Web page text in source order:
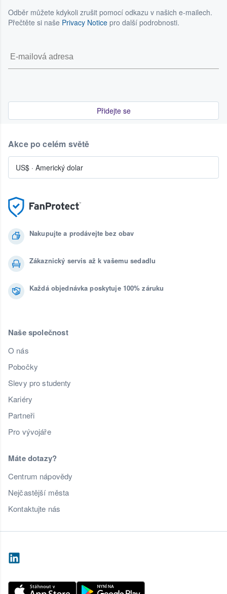
Odběr můžete kdykoli zrušit pomocí odkazu v našich e-mailech.
Přečtěte si naše Privacy Notice pro další podrobnosti.
Přidejte se
Nakupujte a prodávejte bez obav
Zákaznický servis až k vašemu sedadlu
Každá objednávka poskytuje 100% záruku
Naše společnost
O nás
Pobočky
Slevy pro studenty
Kariéry
Partneři
Pro vývojáře
Máte dotazy?
Centrum nápovědy
Nejčastější města
Kontaktujte nás
Akce po celém světě
US$ · Americký dolar